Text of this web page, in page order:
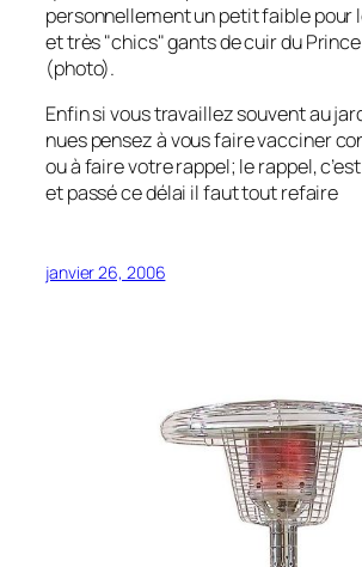
personnellement un petit faible pour
et très "chics" gants de cuir du
(photo).
Enfin si vous travaillez souvent au
nues pensez à vous faire vacciner
ou à faire votre rappel; le rappel,
et passé ce délai il faut tout refaire
janvier 26, 2006